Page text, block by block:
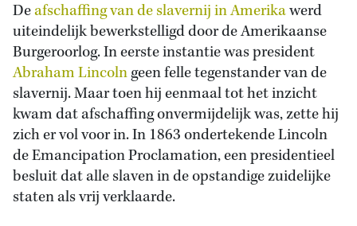
Deafschaffing van de slavernij in Amerikawerd
uiteindelijk bewerkstelligd door de Amerikaanse
Burgeroorlog. In eerste instantie was president
Abraham Lincolngeen felle tegenstander van de
slavernij. Maar toen hij eenmaal tot het inzicht
kwam dat afschaffing onvermijdelijk was, zette hij
zich er vol voor in. In 1863 ondertekende Lincoln
de Emancipation Proclamation, een presidentieel
besluit dat alle slaven in de opstandige zuidelijke
staten als vrij verklaarde.